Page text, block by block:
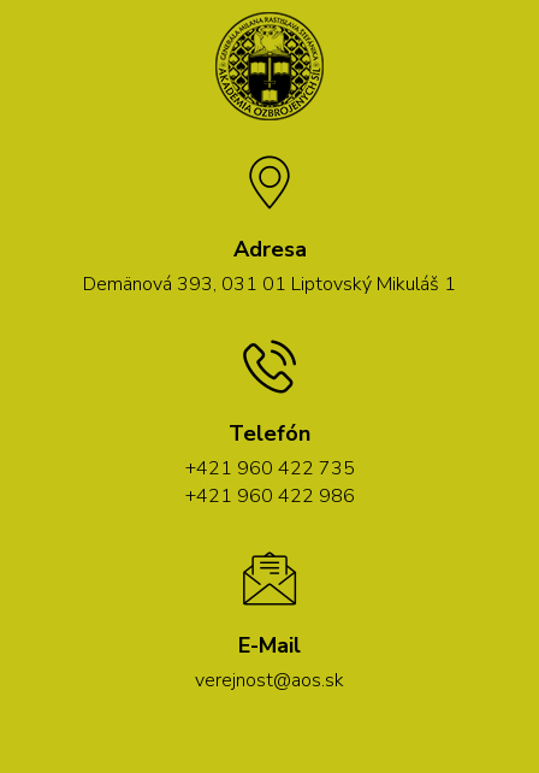
Adresa
Demänová 393, 031 01 Liptovský Mikuláš 1
Telefón
+421 960 422 735
+421 960 422 986
E-Mail
verejnost@aos.sk